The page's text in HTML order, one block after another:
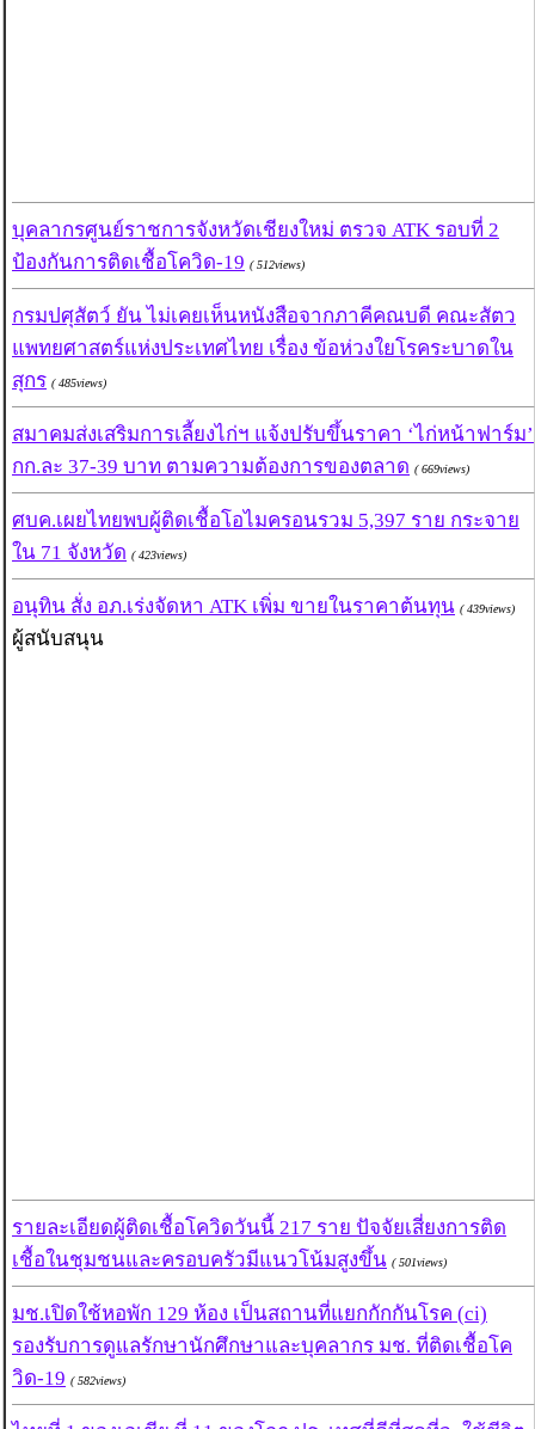
บุคลากรศูนย์ราชการจังหวัดเชียงใหม่ ตรวจ ATK รอบที่ 2
ป้องกันการติดเชื้อโควิด-19 ( 512views)
กรมปศุสัตว์ ยัน ไม่เคยเห็นหนังสือจากภาคีคณบดี คณะสัตว
แพทยศาสตร์แห่งประเทศไทย เรื่อง ข้อห่วงใยโรคระบาดใน
สุกร ( 485views)
สมาคมส่งเสริมการเลี้ยงไก่ฯ แจ้งปรับขึ้นราคา ‘ไก่หน้าฟาร์ม’
กก.ละ 37-39 บาท ตามความต้องการของตลาด ( 669views)
ศบค.เผยไทยพบผู้ติดเชื้อโอไมครอนรวม 5,397 ราย กระจาย
ใน 71 จังหวัด ( 423views)
อนุทิน สั่ง อภ.เร่งจัดหา ATK เพิ่ม ขายในราคาต้นทุน ( 439views)
ผู้สนับสนุน
รายละเอียดผู้ติดเชื้อโควิดวันนี้ 217 ราย ปัจจัยเสี่ยงการติด
เชื้อในชุมชนและครอบครัวมีแนวโน้มสูงขึ้น ( 501views)
มช.เปิดใช้หอพัก 129 ห้อง เป็นสถานที่แยกกักกันโรค (ci)
รองรับการดูแลรักษานักศึกษาและบุคลากร มช. ที่ติดเชื้อโค
วิด-19 ( 582views)